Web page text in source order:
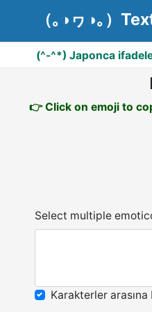
（｡◑ヮ◑｡）
(^-^*) Japonca
👉 Click on emoji to
Select multiple
Karakterler